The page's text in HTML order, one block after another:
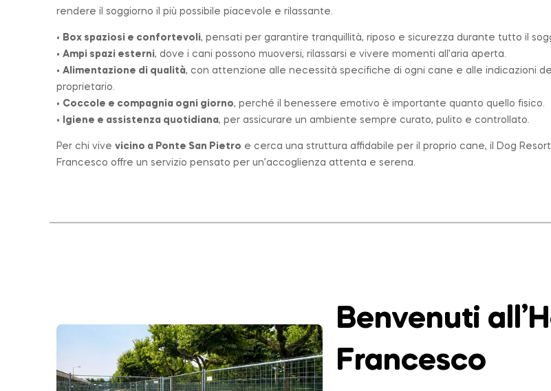
rendere il soggiorno il più possibile piacevole e rilassante.
• Box spaziosi e confortevoli, pensati per garantire tranquillità, riposo e sicurezza durante tutto il
• Ampi spazi esterni, dove i cani possono muoversi, rilassarsi e vivere momenti all’aria aperta.
• Alimentazione di qualità, con attenzione alle necessità specifiche di ogni cane e alle indicazioni del
proprietario.
• Coccole e compagnia ogni giorno, perché il benessere emotivo è importante quanto quello fisico.
•
Igiene e assistenza quotidiana, per assicurare un ambiente sempre curato, pulito e controllato.
Per chi vive vicino a Ponte San Pietro e cerca una struttura affidabile per il proprio cane, il Dog
Francesco offre un servizio pensato per un’accoglienza attenta e serena.
Benvenuti
Francesco